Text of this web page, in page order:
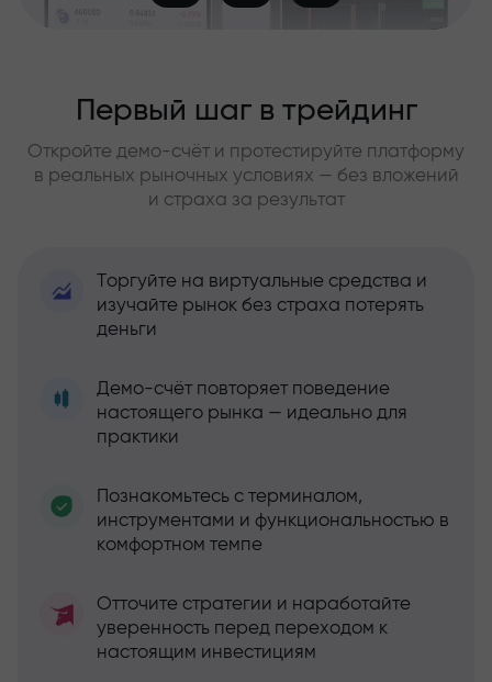
Первый шаг в трейдинг
Откройте демо-счёт и протестируйте платформу
в реальных рыночных условиях — без вложений
и страха за результат
Торгуйте на виртуальные средства и
изучайте рынок без страха потерять
деньги
Демо-счёт повторяет поведение
настоящего рынка — идеально для
практики
Познакомьтесь с терминалом,
инструментами и функциональностью в
комфортном темпе
Отточите стратегии и наработайте
уверенность перед переходом к
настоящим инвестициям